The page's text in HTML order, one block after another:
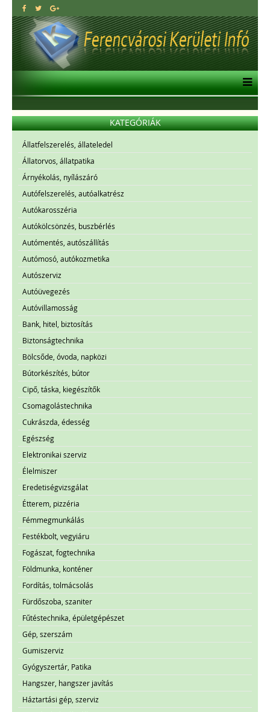
KATEGÓRIÁK
Állatfelszerelés, állateledel
Állatorvos, állatpatika
Árnyékolás, nyílászáró
Autófelszerelés, autóalkatrész
Autókarosszéria
Autókölcsönzés, buszbérlés
Autómentés, autószállítás
Autómosó, autókozmetika
Autószerviz
Autóüvegezés
Autóvillamosság
Bank, hitel, biztosítás
Biztonságtechnika
Bölcsőde, óvoda, napközi
Bútorkészítés, bútor
Cipő, táska, kiegészítők
Csomagolástechnika
Cukrászda, édesség
Egészség
Elektronikai szerviz
Élelmiszer
Eredetiségvizsgálat
Étterem, pizzéria
Fémmegmunkálás
Festékbolt, vegyiáru
Fogászat, fogtechnika
Földmunka, konténer
Fordítás, tolmácsolás
Fürdőszoba, szaniter
Fűtéstechnika, épületgépészet
Gép, szerszám
Gumiszerviz
Gyógyszertár, Patika
Hangszer, hangszer javítás
Háztartási gép, szerviz